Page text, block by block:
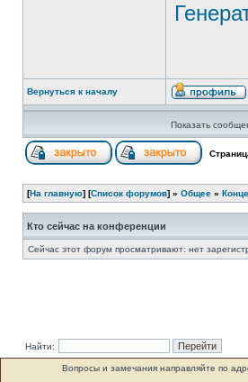
Вернуться к началу
Показать
[На главную] [Список форумов] » Общее »
Кто сейчас на конференции
Сейчас этот форум просматривают: нет
Найти:
Вопросы и замечания направляйте по